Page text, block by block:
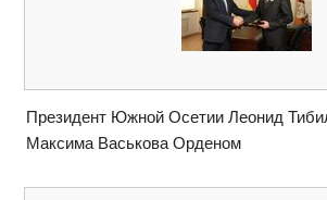
Президент Южной Осетии Леонид
Максима Васькова Орденом